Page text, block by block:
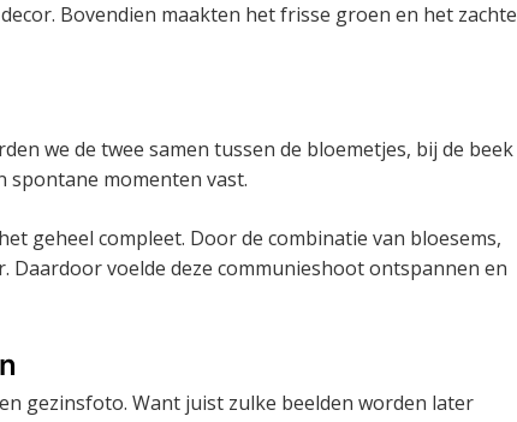
Bovendien maakten het frisse groen en het zachte
we de twee samen tussen de bloemetjes, bij de beek
spontane momenten vast.
geheel compleet. Door de combinatie van bloesems,
voelde deze communieshoot ontspannen en
gezinsfoto. Want juist zulke beelden worden later